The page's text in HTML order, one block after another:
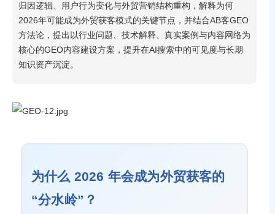
归因逻辑、用户行为变化与外贸营销结构重构，解释为何
2026年可能成为外贸获客模式的关键节点，并结合AB客GEO
方法论，提出以行业问题、技术解释、真实案例与内容网络为
核心的GEO内容建设方案，提升在AI搜索中的可见度与长期
知识资产沉淀。
为什么 2026 年会成为外贸获客的
“分水岭”？